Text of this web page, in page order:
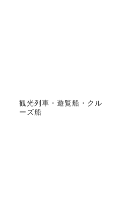
観光列車・遊覧船・クル
ーズ船